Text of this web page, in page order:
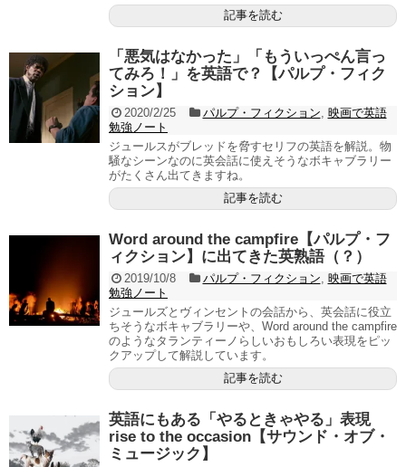
記事を読む
「悪気はなかった」「もういっぺん言っ
てみろ！」を英語で？【パルプ・フィク
ション】
2020/2/25 パルプ・フィクション 映画で英語
勉強ノート
ジュールスがブレッドを脅すセリフの英語を解説。物
騒なシーンなのに英会話に使えそうなボキャブラリー
がたくさん出てきますね。
記事を読む
Word around the campfire【パルプ・フ
ィクション】に出てきた英熟語（？）
2019/10/8 パルプ・フィクション 映画で英語
勉強ノート
ジュールズとヴィンセントの会話から、英会話に役立
ちそうなボキャブラリーや、Word around the campfire
のようなタランティーノらしいおもしろい表現をピッ
クアップして解説しています。
記事を読む
英語にもある「やるときゃやる」表現
rise to the occasion【サウンド・オブ・
ミュージック】